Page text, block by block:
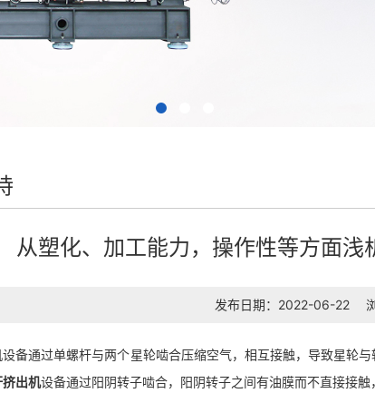
从塑化、加工能力，操作性等方面
发布日期：2022-06-22
备通过单螺杆与两个星轮啮合压缩空气，相互接触，导致星轮
挤出机设备通过阳阴转子啮合，阳阴转子之间有油膜而不直接接触